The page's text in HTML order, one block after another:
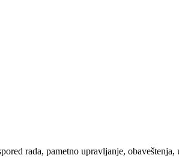
rada, pametno upravljanje, obaveštenja,